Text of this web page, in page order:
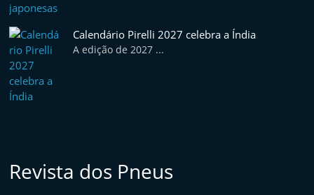
Calendário Pirelli 2027 celebra a Índia
A edição de 2027 ...
Revista dos Pneus